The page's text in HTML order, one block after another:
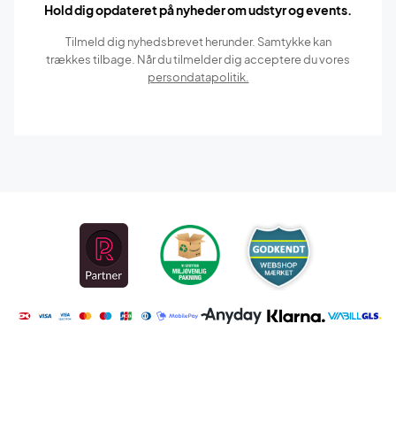
Hold dig opdateret på nyheder om udstyr og events.
Tilmeld dig nyhedsbrevet herunder. Samtykke kan
trækkes tilbage. Når du tilmelder dig acceptere du vores
persondatapolitik.